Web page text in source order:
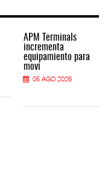
APM Terminals
incrementa
equipamiento para
movi
05 AGO 2026